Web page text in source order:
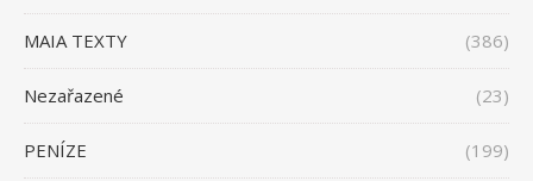
MAIA TEXTY (386)
Nezařazené (23)
PENÍZE (199)